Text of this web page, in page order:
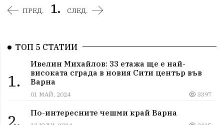
ПРЕД. 1. СЛЕД.
ТОП 5 СТАТИИ
1.
Ивелин Михайлов: 33 етажа ще е най-
високата сграда в новия Сити център във
Варна
01 МАЙ, 2024 3397
2. По-интересните чешми край Варна